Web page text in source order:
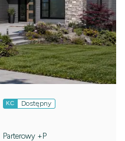
KC Dostępny
Parterowy +P